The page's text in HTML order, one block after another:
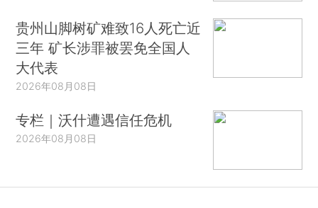
贵州山脚树矿难致16人死亡近
三年 矿长涉罪被罢免全国人
大代表
2026年08月08日
专栏｜沃什遭遇信任危机
2026年08月08日